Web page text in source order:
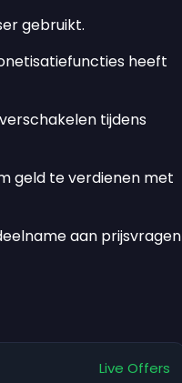
gebruikt.
heeft
tijdens
geld te verdienen met
aan prijsvragen
Live Offers